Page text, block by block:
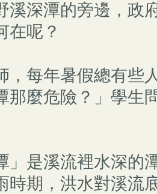
溪深潭的旁邊，政
在呢？
，每年暑假總有
那麼危險？」學生
」是溪流裡水深
時期，洪水對溪流